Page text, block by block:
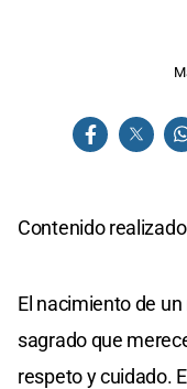
Contenido
El nacimiento de
sagrado que
respeto y cuidado.